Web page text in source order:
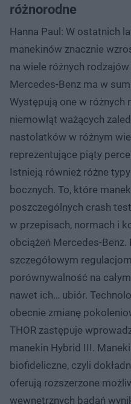
różnorodne
Hanna Paul: W ostatnich
manekinów znacznie
na wiele różnych
Mercedes-Benz ma w
Występują one w różnych
niemowląt ważących
nastolatków w różnym
reprezentujące piąty
Istnieją również różne
bocznych. To, które
poszczególnych crash
w przepisach, normach i
obciążeń Mercedes-
szczegółowym
porównywalność na
nawet ich… ubiór.
obecnie zmianę
THOR zastępuje
manekin Hybrid III.
biofideliczne, czyli
oferują rozszerzone
wewnętrznych badań